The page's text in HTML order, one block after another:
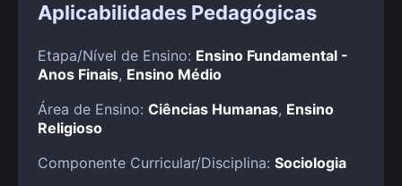
Aplicabilidades Pedagógicas
Etapa/Nível de Ensino: Ensino Fundamental -
Anos Finais, Ensino Médio
Área de Ensino: Ciências Humanas, Ensino
Religioso
Componente Curricular/Disciplina: Sociologia